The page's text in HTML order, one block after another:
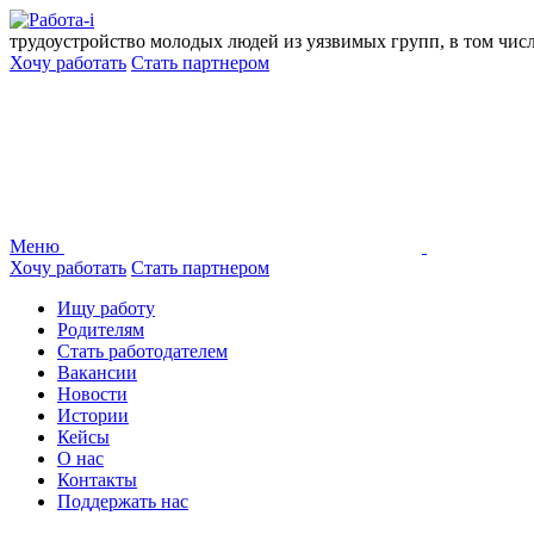
Перейти
к
содержанию
трудоустройство молодых людей из уязвимых групп, в том
Хочу работать Стать партнером
Меню
Хочу работать Стать партнером
Ищу работу
Родителям
Стать работодателем
Вакансии
Новости
Истории
Кейсы
О нас
Контакты
Поддержать нас